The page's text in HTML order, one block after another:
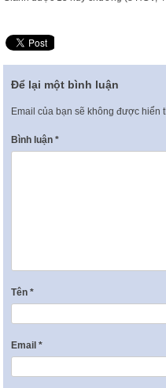
Để lại một bình luận
Email của bạn sẽ không được hiển
Bình luận *
Tên *
Email *